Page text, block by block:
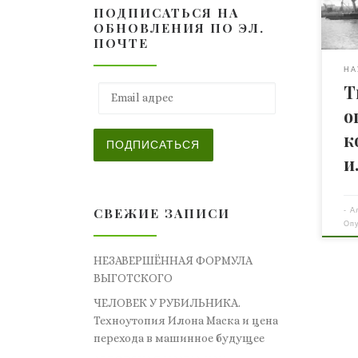
-
ПОДПИСАТЬСЯ НА
ОБНОВЛЕНИЯ ПО ЭЛ.
ПОЧТЕ
ПОДПИСАТЬСЯ
СВЕЖИЕ ЗАПИСИ
НЕЗАВЕРШЁННАЯ ФОРМУЛА
ВЫГОТСКОГО
ЧЕЛОВЕК У РУБИЛЬНИКА.
Техноутопия Илона Маска и цена
перехода в машинное будущее